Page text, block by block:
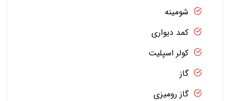
شومینه
کمد دیواری
کولر اسپلیت
گاز
گاز رومیزی